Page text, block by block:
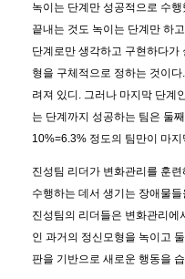
녹이는 단계만 성공적으로 수
끝내는 것도 녹이는 단계만 하
단계로만 생각하고 구현하다가
형을 구체적으로 정하는 것이
려져 있디. 그러나 마지막 단계
는 단계까지 성공하는 팀은 둘
10%=6.3% 정도의 팀만이 마
진성팀 리더가 변화관리를 훈
수행하는 데서 생기는 장애물
진성팀의 리더들은 변화관리에
인 과거의 정신모형을 녹이고
판을 기반으로 새로운 행동을